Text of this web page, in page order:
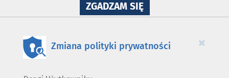
ZGADZAM SIĘNA
WYKORZYSTANIE
×
Zmiana polityki prywatności